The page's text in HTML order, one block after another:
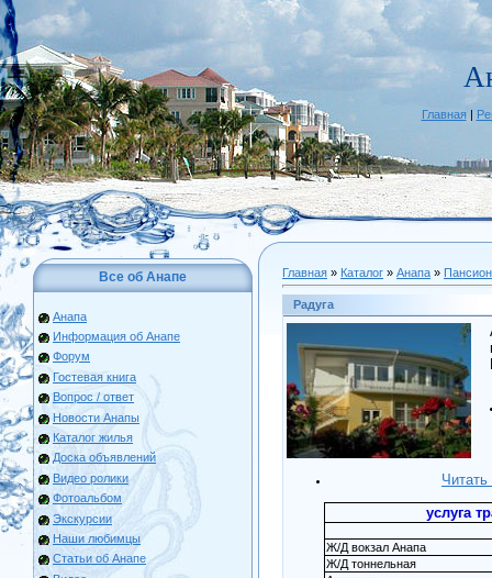
Главная |
Все об Анапе
Анапа
Информация об Анапе
Форум
Гостевая книга
Вопрос / ответ
Новости Анапы
Каталог жилья
Доска объявлений
Видео ролики
Фотоальбом
Экскурсии
Наши любимцы
Статьи об Анапе
Главная » Каталог » Анапа »
Радуга
услуга
Ж/Д вокзал Анапа
Ж/Д тоннельная